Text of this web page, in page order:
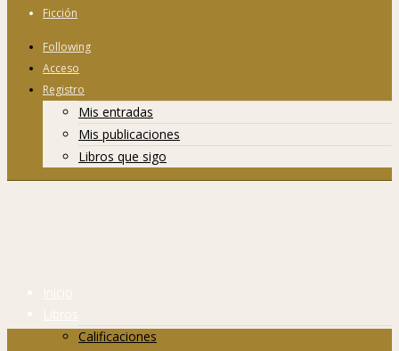
Ficción
Following
Acceso
Registro
Mis entradas
Mis publicaciones
Libros que sigo
Inicio
Libros
Calificaciones